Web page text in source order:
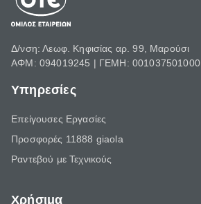
Δ/νση: Λεωφ. Κηφισίας αρ. 99, Μαρούσι
ΑΦΜ: 094019245 | ΓΕΜΗ: 001037501000
Υπηρεσίες
Επείγουσες Εργασίες
Προσφορές 11888 giaola
Ραντεβού με Τεχνικούς
Χρήσιμα